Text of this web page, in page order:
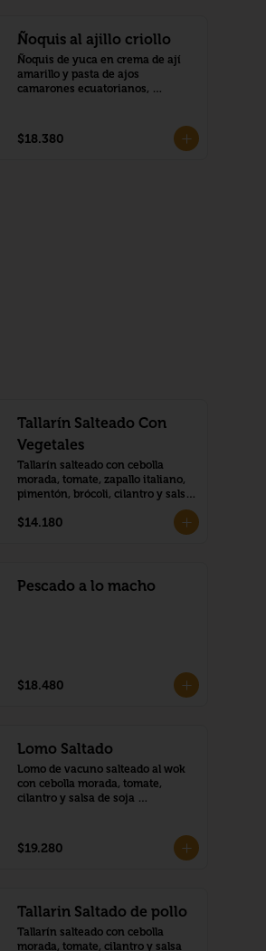
Ñoquis al ajillo criollo
Ñoquis de yuca en crema de ají
amarillo y pasta de ajos
camarones ecuatorianos,
$18.380
Tallarín Salteado Con
Vegetales
Tallarín salteado con cebolla
morada, tomate, zapallo italiano,
pimentón, brócoli, cilantro y salsa
$14.180
Pescado a lo macho
$18.480
Lomo Saltado
Lomo de vacuno salteado al wok
con cebolla morada, tomate,
cilantro y salsa de soja
$19.280
Tallarin Saltado de pollo
Tallarín salteado con cebolla
morada, tomate, cilantro y salsa